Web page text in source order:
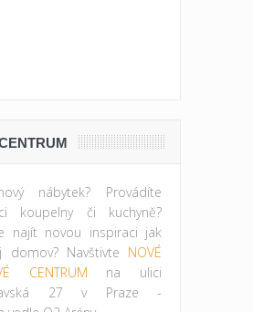
nábytek? Provádíte
koupelny či kuchyně?
najít novou inspiraci jak
domov? Navštivte NOVÉ
CENTRUM na ulici
27 v Praze -